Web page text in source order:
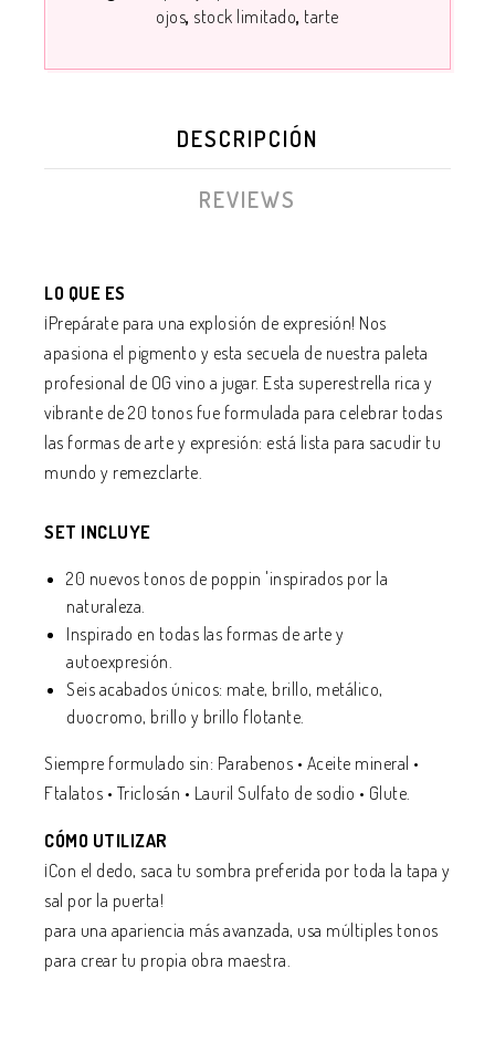
ojos stock limitado tarte
DESCRIPCIÓN
REVIEWS
LO QUE ES
¡Prepárate para una explosión de expresión! Nos
apasiona el pigmento y esta secuela de nuestra paleta
profesional de OG vino a jugar. Esta superestrella rica y
vibrante de 20 tonos fue formulada para celebrar todas
las formas de arte y expresión: está lista para sacudir tu
mundo y remezclarte.
SET INCLUYE
20 nuevos tonos de poppin 'inspirados por la
naturaleza.
Inspirado en todas las formas de arte y
autoexpresión.
Seis acabados únicos: mate, brillo, metálico,
duocromo, brillo y brillo flotante.
Siempre formulado sin: Parabenos • Aceite mineral •
Ftalatos • Triclosán • Lauril Sulfato de sodio • Glute.
CÓMO UTILIZAR
¡Con el dedo, saca tu sombra preferida por toda la tapa y
sal por la puerta!
para una apariencia más avanzada, usa múltiples tonos
para crear tu propia obra maestra.